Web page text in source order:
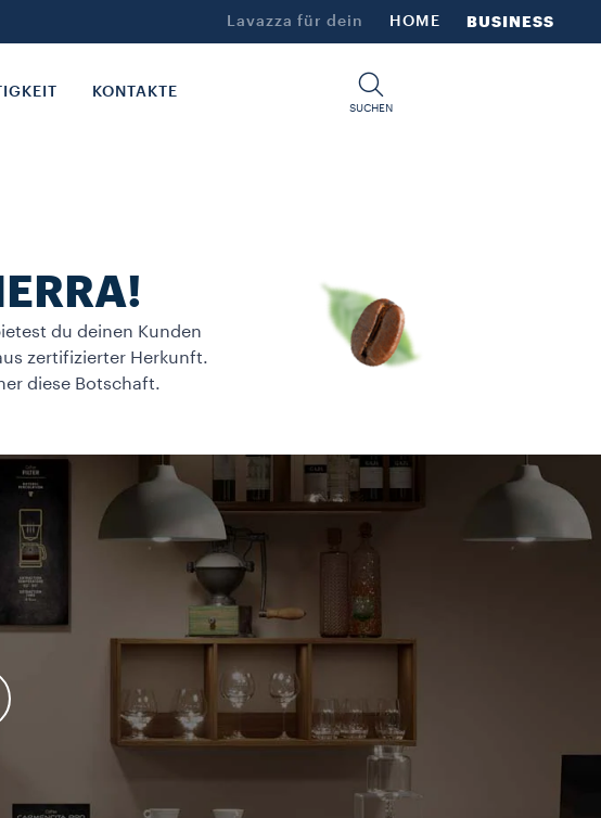
Lavazza für dein​ HOME BUSINESS
KONTAKTE
SUCHEN
du deinen Kunden
zertifizierter Herkunft.
diese Botschaft.